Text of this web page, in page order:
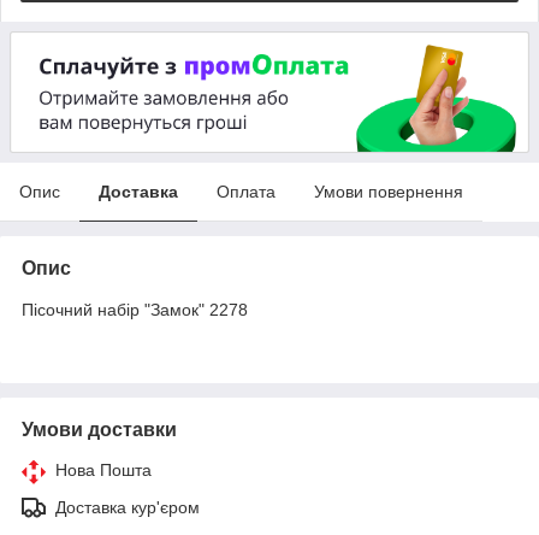
Опис Доставка Оплата Умови повернення
Опис
Пісочний набір "Замок" 2278
Умови доставки
Нова Пошта
Доставка кур'єром